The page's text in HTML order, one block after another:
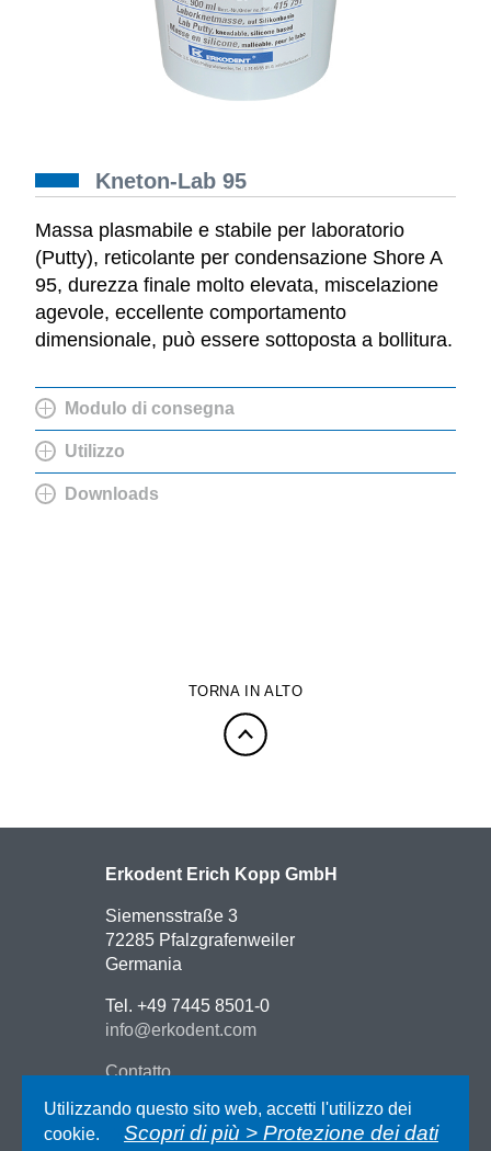
Kneton-Lab 95
Massa plasmabile e stabile per laboratorio
(Putty), reticolante per condensazione Shore A
95, durezza finale molto elevata, miscelazione
agevole, eccellente comportamento
dimensionale, può essere sottoposta a bollitura.
Modulo di consegna
Utilizzo
Downloads
TORNA IN ALTO
Erkodent Erich Kopp GmbH
Siemensstraße 3
72285 Pfalzgrafenweiler
Germania
Tel. +49 7445 8501-0
info@erkodent.com
Contatto
Impressum
Protezione dei dati
Utilizzando questo sito web, accetti l'utilizzo dei
cookie.
Scopri di più > Protezione dei dati